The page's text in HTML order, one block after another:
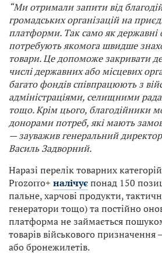
“Ми отримали запити від
громадських організацій на
платформи. Так само як державні
потребують якомога швидше
товари. Це допоможе закривати
числі державних або місцевих
багато фондів співпрацюють з
адміністраціями, селищними
тощо. Крім цього, благодійники
донорами потреб, які мають
— зауважив генеральний
Василь Задворний.
Наразі перелік товарних
Prozorro+ налічуєпонад 150
пальне, харчові продукти,
генератори тощо) та постійно
платформа не займається
товарів військового
або бронежилетів.